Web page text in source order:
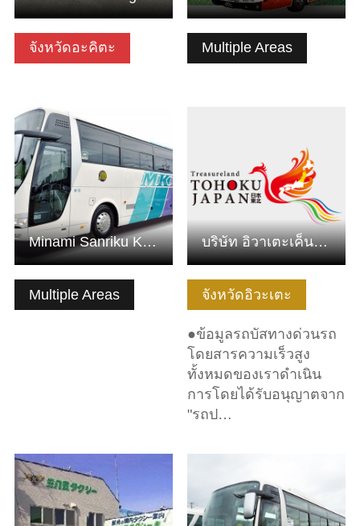
จังหวัดอะคิตะ Multiple Areas
Multiple Areas
ดูข้อมูลพื้นฐาน
Minami Sanriku Kanko Bus
จังหวัดอิวะเตะ
●ข้อมูลรถบัสทางด่วนรถ
โดยสารความเร็วสูง
ทั้งหมดของเราดำเนิน
การโดยได้รับอนุญาตจาก
"รถป…
บริษัท อิวาเตะเค็นโคซือ จำกัด
ดูข้อมูลพื้นฐาน